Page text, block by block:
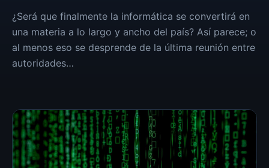
¿Será que finalmente la informática se convertirá en
una materia a lo largo y ancho del país? Así parece; o
al menos eso se desprende de la última reunión entre
autoridades…